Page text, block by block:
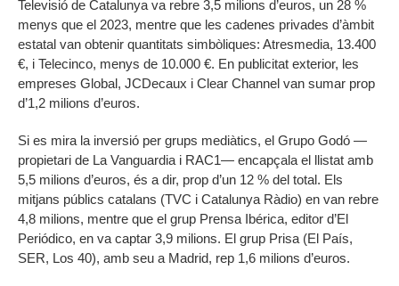
Televisió de Catalunya va rebre 3,5 milions d’euros, un 28 %
menys que el 2023, mentre que les cadenes privades d’àmbit
estatal van obtenir quantitats simbòliques: Atresmedia, 13.400
€, i Telecinco, menys de 10.000 €. En publicitat exterior, les
empreses Global, JCDecaux i Clear Channel van sumar prop
d’1,2 milions d’euros.
Si es mira la inversió per grups mediàtics, el Grupo Godó —
propietari de La Vanguardia i RAC1— encapçala el llistat amb
5,5 milions d’euros, és a dir, prop d’un 12 % del total. Els
mitjans públics catalans (TVC i Catalunya Ràdio) en van rebre
4,8 milions, mentre que el grup Prensa Ibérica, editor d’El
Periódico, en va captar 3,9 milions. El grup Prisa (El País,
SER, Los 40), amb seu a Madrid, rep 1,6 milions d’euros.